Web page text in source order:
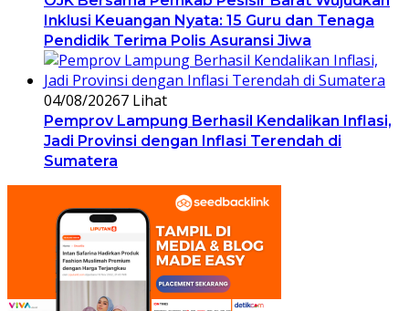
Inklusi Keuangan Nyata: 15 Guru dan Tenaga
Pendidik Terima Polis Asuransi Jiwa
04/08/20267 Lihat
Pemprov Lampung Berhasil Kendalikan Inflasi,
Jadi Provinsi dengan Inflasi Terendah di
Sumatera